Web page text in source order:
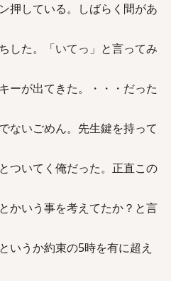
押している。しばらく間があ
した。「いてっ」と言ってみ
ーが出てきた。・・・だった
ないごめん。先生鍵を持って
ついてく俺だった。正直この
かいう事を考えてたか？と言
いうか約束の5時を有に超え